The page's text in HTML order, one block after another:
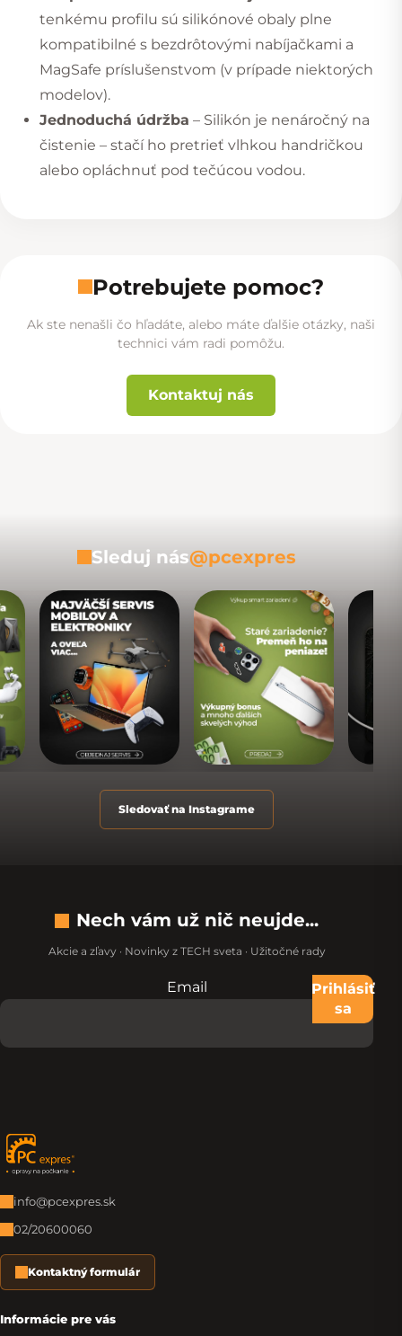
tenkému profilu sú silikónové obaly plne
kompatibilné s bezdrôtovými nabíjačkami a
MagSafe príslušenstvom (v prípade niektorých
modelov).
Jednoduchá údržba – Silikón je nenáročný na
čistenie – stačí ho pretrieť vlhkou handričkou
alebo opláchnuť pod tečúcou vodou.
Potrebujete pomoc?
Ak ste nenašli čo hľadáte, alebo máte ďalšie otázky, naši
technici vám radi pomôžu.
Kontaktuj nás
Sleduj nás@pcexpres
Sledovať na Instagrame
Nech vám už nič neujde...
Akcie a zľavy · Novinky z TECH sveta · Užitočné rady
Nevypĺňajte toto pole:
Email
Prihlásiť
sa
Zápätie
info@pcexpres.sk
02/20600060
Kontaktný formulár
Informácie pre vás